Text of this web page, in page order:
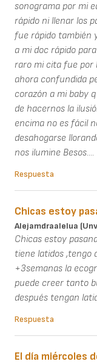
sonograma por mi
rápido ni llenar los
fue rápido también
a mi doc rápido
raro mi cita fue por
ahora confundida
corazón a mi baby
de hacernos la
encima no es fácil
desahogarse
nos ilumine Besos....
Respuesta
Chicas estoy
Alejamdraalelua
Chicas estoy
tiene latidos ,tengo
+3semanas la
puede creer tanto
después tengan
Respuesta
El día miércoles